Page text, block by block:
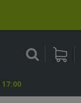
17:00